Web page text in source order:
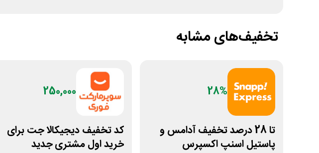
تخفیف‌های مشابه
28%
تا 28 درصد تخفیف آدامس و
پاستیل اسنپ اکسپرس
250,000
کد تخفیف دیجیکالا جت برای
خرید اول مشتری جدید